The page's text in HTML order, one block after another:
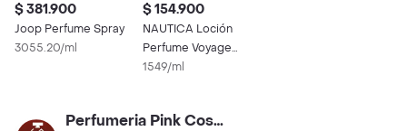
$ 381.900
Joop Perfume Spray
3055.20/ml
$ 154.900
NAUTICA Loción
Perfume Voyage
100Ml Hombre
1549/ml
Perfumeria Pink Cosmetic